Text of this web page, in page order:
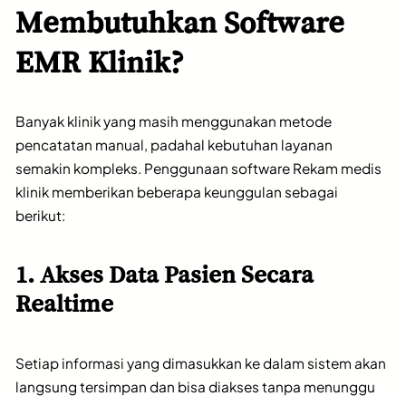
Membutuhkan Software
EMR Klinik?
Banyak klinik yang masih menggunakan metode
pencatatan manual, padahal kebutuhan layanan
semakin kompleks. Penggunaan software Rekam medis
klinik memberikan beberapa keunggulan sebagai
berikut:
1. Akses Data Pasien Secara
Realtime
Setiap informasi yang dimasukkan ke dalam sistem akan
langsung tersimpan dan bisa diakses tanpa menunggu